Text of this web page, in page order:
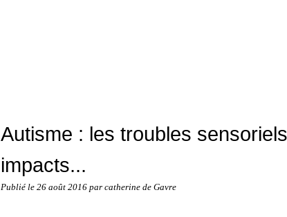
Autisme : les troubles
impacts...
Publié le 26 août 2016 par catherine de Gavre